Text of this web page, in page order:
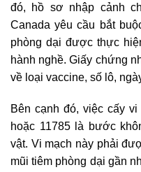
đó, hồ sơ nhập cảnh
Canada yêu cầu bắt
phòng dại được thực
hành nghề. Giấy chứng
về loại vaccine, số lô,
Bên cạnh đó, việc cấy
hoặc 11785 là bước
vật. Vi mạch này phải
mũi tiêm phòng dại gần